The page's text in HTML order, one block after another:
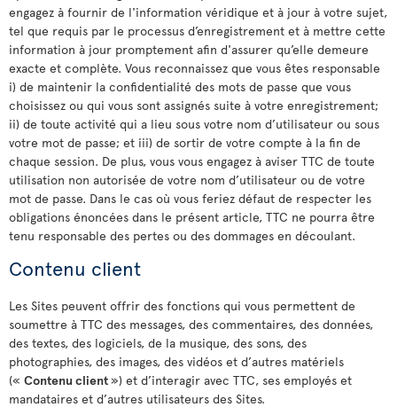
engagez à fournir de l'information véridique et à jour à votre sujet,
tel que requis par le processus d’enregistrement et à mettre cette
information à jour promptement afin d'assurer qu’elle demeure
exacte et complète. Vous reconnaissez que vous êtes responsable
i) de maintenir la confidentialité des mots de passe que vous
choisissez ou qui vous sont assignés suite à votre enregistrement;
ii) de toute activité qui a lieu sous votre nom d’utilisateur ou sous
votre mot de passe; et iii) de sortir de votre compte à la fin de
chaque session. De plus, vous vous engagez à aviser TTC de toute
utilisation non autorisée de votre nom d’utilisateur ou de votre
mot de passe. Dans le cas où vous feriez défaut de respecter les
obligations énoncées dans le présent article, TTC ne pourra être
tenu responsable des pertes ou des dommages en découlant.
Contenu client
Les Sites peuvent offrir des fonctions qui vous permettent de
soumettre à TTC des messages, des commentaires, des données,
des textes, des logiciels, de la musique, des sons, des
photographies, des images, des vidéos et d’autres matériels
(« Contenu client») et d’interagir avec TTC, ses employés et
mandataires et d’autres utilisateurs des Sites.